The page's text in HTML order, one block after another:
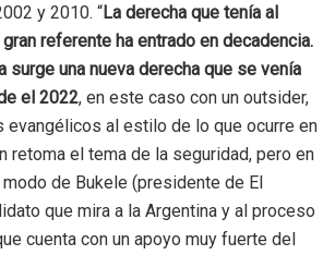
y 2010. “La derecha que tenía al
referente ha entrado en decadencia.
surge una nueva derecha que se venía
el 2022, en este caso con un outsider,
evangélicos al estilo de lo que ocurre en
retoma el tema de la seguridad, pero en
de Bukele (presidente de El
que mira a la Argentina y al proceso
cuenta con un apoyo muy fuerte del